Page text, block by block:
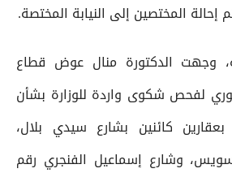
إحالة المختصين إلى النيابة المختصة.
وجهت الدكتورة منال عوض قطاع
لفحص شكوى واردة للوزارة بشأن
كائنين بشارع سيدي بلال،
وشارع إسماعيل الفنجري رقم